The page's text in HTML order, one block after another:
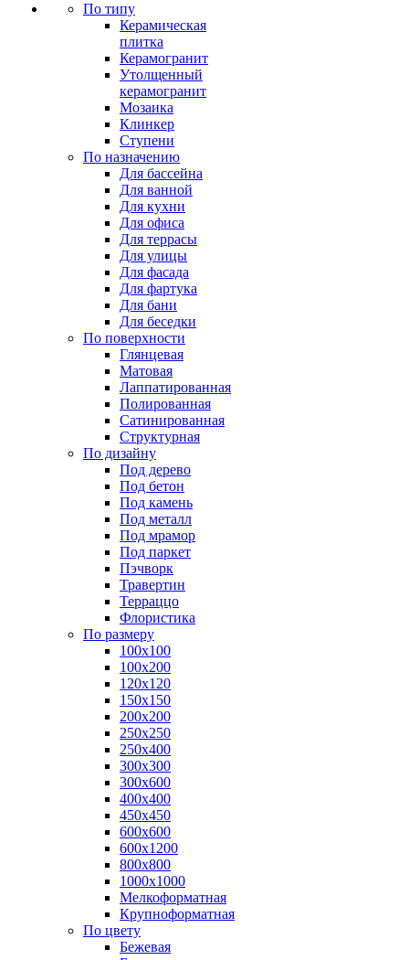
По типу
Керамическая
плитка
Керамогранит
Утолщенный
керамогранит
Мозаика
Клинкер
Ступени
По назначению
Для бассейна
Для ванной
Для кухни
Для офиса
Для террасы
Для улицы
Для фасада
Для фартука
Для бани
Для беседки
По поверхности
Глянцевая
Матовая
Лаппатированная
Полированная
Сатинированная
Структурная
По дизайну
Под дерево
Под бетон
Под камень
Под металл
Под мрамор
Под паркет
Пэчворк
Травертин
Терраццо
Флористика
По размеру
100х100
100х200
120х120
150х150
200х200
250х250
250х400
300х300
300х600
400х400
450х450
600х600
600х1200
800х800
1000х1000
Мелкоформатная
Крупноформатная
По цвету
Бежевая